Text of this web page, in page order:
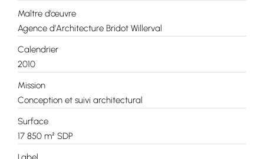
Maître d’œuvre
Agence d’Architecture Bridot Willerval
Calendrier
2010
Mission
Conception et suivi architectural
Surface
17 850 m² SDP